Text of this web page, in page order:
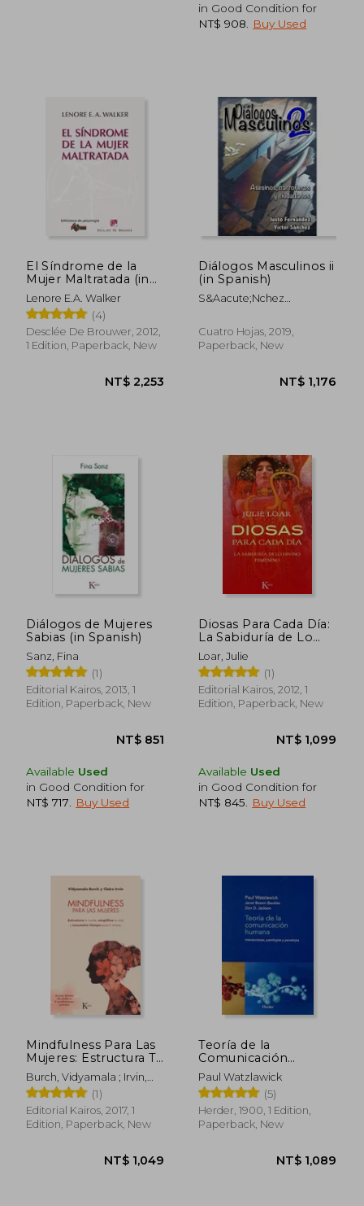
NT$ 1,028 NT$
in Good Condition for
NT$ 908
Buy Used
El Síndrome de la
Mujer Maltratada (in
Spanish)
Lenore E.A. Walker
(4)
Desclée De Brouwer, 2012,
1 Edition, Paperback, New
Diálogos Masculinos ii
(in Spanish)
S&Aacute;Nchez
V&Iacute;Ctor Manuel;
Fern&Aacute;Ndez
L&Oacute;Pez Justo
Cuatro Hojas, 2019,
Paperback, New
Diálogos de Mujeres
Sabias (in Spanish)
Sanz, Fina
(1)
Editorial Kairos, 2013, 1
Edition, Paperback, New
NT$ 851
Available Used
in Good Condition for
NT$ 717
Buy Used
Diosas Para Cada Día:
La Sabiduría de Lo
Divino Femenino (in
Spanish)
Loar, Julie
(1)
Editorial Kairos, 2012, 1
Edition, Paperback, New
NT$
Available Used
in Good Condition for
NT$ 845
Buy Used
Mindfulness Para Las
Mujeres: Estructura Tu
Mente, Simplifica Tu
Vida Y Encuentra
Tiempo Para Ti
Misma (in Spanish)
Burch, Vidyamala ; Irvin,
Claire
(1)
Editorial Kairos, 2017, 1
Edition, Paperback, New
Teoría de la
Comunicación
Humana:
Interacciones,
Patologías y
Paradojas (in Spanish)
Paul Watzlawick
(5)
Herder, 1900, 1 Edition,
Paperback, New